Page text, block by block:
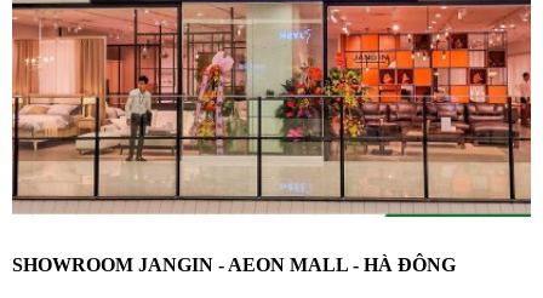
SHOWROOM JANGIN - AEON MALL - HÀ ĐÔNG